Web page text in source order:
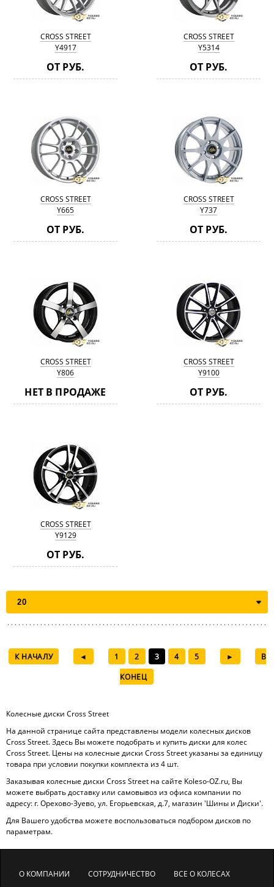
CROSS STREET
Y4917
ОТ РУБ.
CROSS STREET
Y5314
ОТ РУБ.
CROSS STREET
Y665
ОТ РУБ.
CROSS STREET
Y737
ОТ РУБ.
CROSS STREET
Y806
НЕТ В ПРОДАЖЕ
CROSS STREET
Y9100
ОТ РУБ.
CROSS STREET
Y9129
ОТ РУБ.
К НАЧАЛУ ◄ 1 2 3 4 5 ► В
КОНЕЦ
Колесные диски Cross Street
На данной странице сайта представлены модели колесных дисков
Cross Street. Здесь Вы можете подобрать и купить диски для колес
Cross Street. Цены на колесные диски Cross Street указаны за единицу
товара при условии покупки комплекта из 4 шт.
Заказывая колесные диски Cross Street на сайте Koleso-OZ.ru, Вы
можете выбрать доставку или самовывоз из офиса компании по
адресу: г. Орехово-Зуево, ул. Егорьевская, д.7, магазин 'Шины и Диски'.
Для Вашего удобства можете воспользоваться подбором дисков по
параметрам.
О КОМПАНИИ СОТРУДНИЧЕСТВО ВСЕ О КОЛЕСАХ